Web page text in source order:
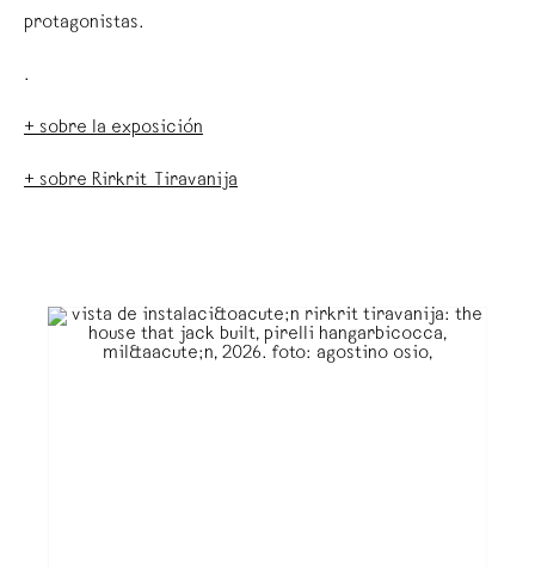
protagonistas.
.
+ sobre la exposición
+ sobre Rirkrit Tiravanija